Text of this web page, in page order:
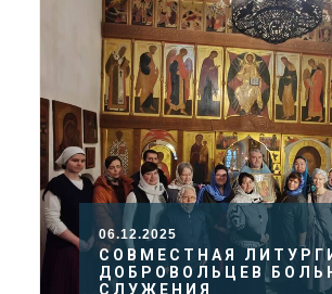
06.12.2025
СОВМЕСТНАЯ
ДОБРОВОЛЬЦЕВ
СЛУЖЕНИЯ